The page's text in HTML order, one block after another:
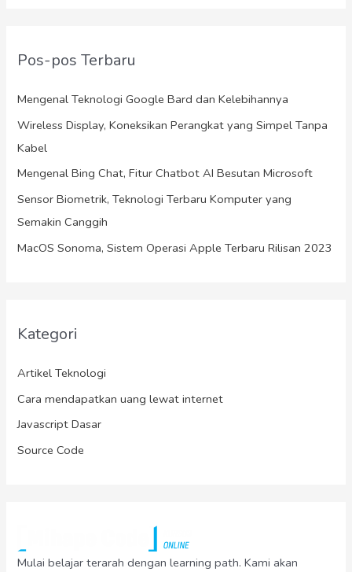
u
t
u
k
:
Pos-pos Terbaru
Mengenal Teknologi Google Bard dan Kelebihannya
Wireless Display, Koneksikan Perangkat yang Simpel Tanpa
Kabel
Mengenal Bing Chat, Fitur Chatbot AI Besutan Microsoft
Sensor Biometrik, Teknologi Terbaru Komputer yang
Semakin Canggih
MacOS Sonoma, Sistem Operasi Apple Terbaru Rilisan 2023
Kategori
Artikel Teknologi
Cara mendapatkan uang lewat internet
Javascript Dasar
Source Code
Mulai belajar terarah dengan learning path. Kami akan